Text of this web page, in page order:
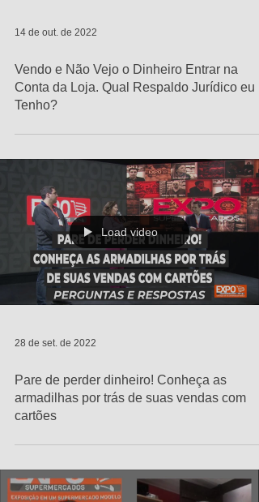
14 de out. de 2022
Vendo e Não Vejo o Dinheiro Entrar na
Conta da Loja. Qual Respaldo Jurídico eu
Tenho?
Load video
28 de set. de 2022
Pare de perder dinheiro! Conheça as
armadilhas por trás de suas vendas com
cartões